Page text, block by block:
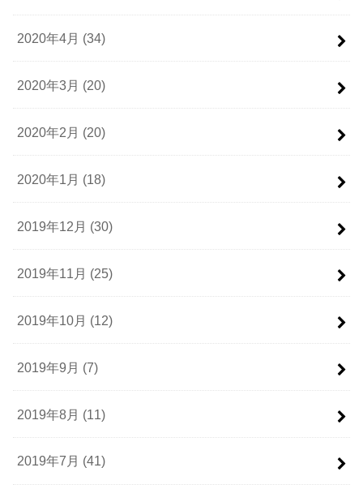
2020年4月 (34)
2020年3月 (20)
2020年2月 (20)
2020年1月 (18)
2019年12月 (30)
2019年11月 (25)
2019年10月 (12)
2019年9月 (7)
2019年8月 (11)
2019年7月 (41)